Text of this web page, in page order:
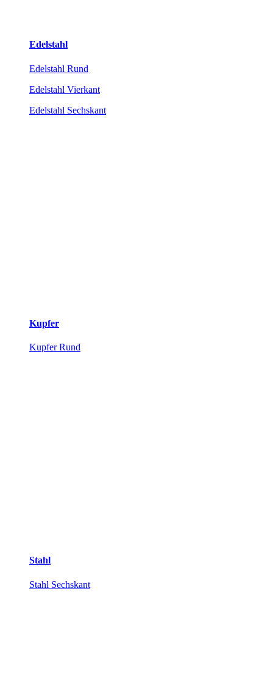
Edelstahl
Edelstahl Rund
Edelstahl Vierkant
Edelstahl Sechskant
Kupfer
Kupfer Rund
Stahl
Stahl Sechskant